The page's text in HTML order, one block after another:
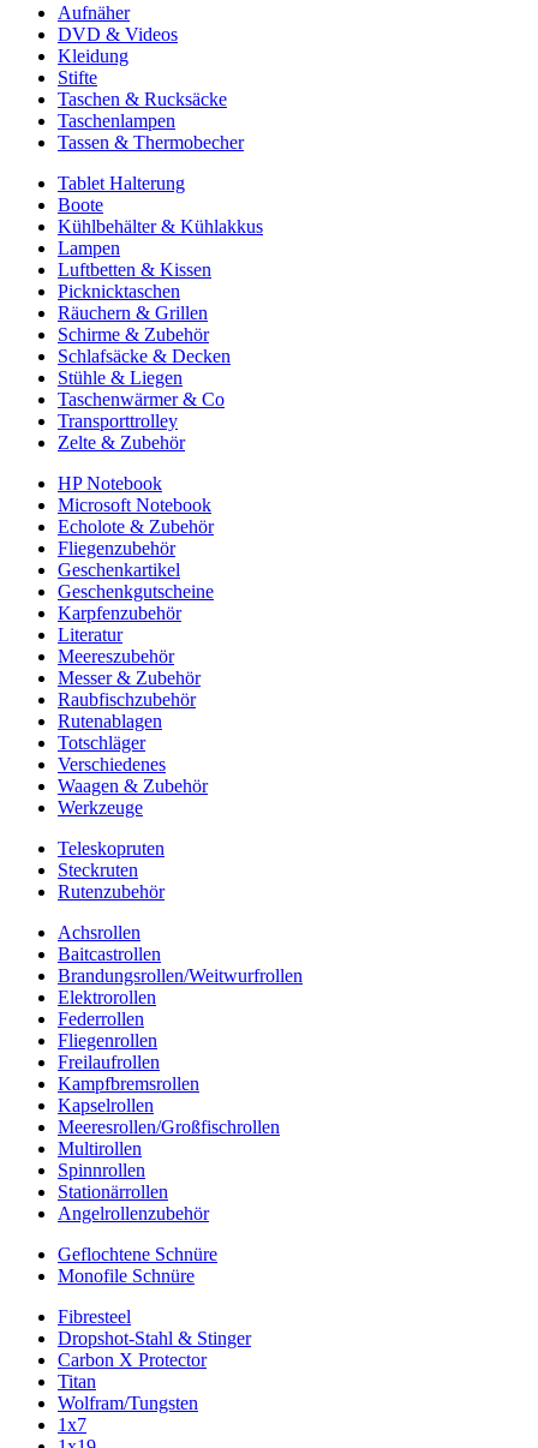
Aufnäher
DVD & Videos
Kleidung
Stifte
Taschen & Rucksäcke
Taschenlampen
Tassen & Thermobecher
Tablet Halterung
Boote
Kühlbehälter & Kühlakkus
Lampen
Luftbetten & Kissen
Picknicktaschen
Räuchern & Grillen
Schirme & Zubehör
Schlafsäcke & Decken
Stühle & Liegen
Taschenwärmer & Co
Transporttrolley
Zelte & Zubehör
HP Notebook
Microsoft Notebook
Echolote & Zubehör
Fliegenzubehör
Geschenkartikel
Geschenkgutscheine
Karpfenzubehör
Literatur
Meereszubehör
Messer & Zubehör
Raubfischzubehör
Rutenablagen
Totschläger
Verschiedenes
Waagen & Zubehör
Werkzeuge
Teleskopruten
Steckruten
Rutenzubehör
Achsrollen
Baitcastrollen
Brandungsrollen/Weitwurfrollen
Elektrorollen
Federrollen
Fliegenrollen
Freilaufrollen
Kampfbremsrollen
Kapselrollen
Meeresrollen/Großfischrollen
Multirollen
Spinnrollen
Stationärrollen
Angelrollenzubehör
Geflochtene Schnüre
Monofile Schnüre
Fibresteel
Dropshot-Stahl & Stinger
Carbon X Protector
Titan
Wolfram/Tungsten
1x7